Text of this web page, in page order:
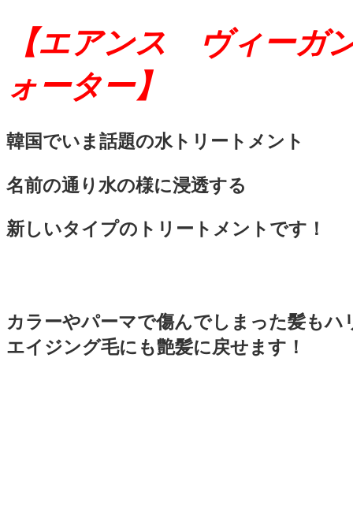
【エアンス ヴィーガ
ォーター】
韓国でいま話題の水トリートメント
名前の通り水の様に浸透する
新しいタイプのトリートメントです！
カラーやパーマで傷んでしまった髪もハ
エイジング毛にも艶髪に戻せます！